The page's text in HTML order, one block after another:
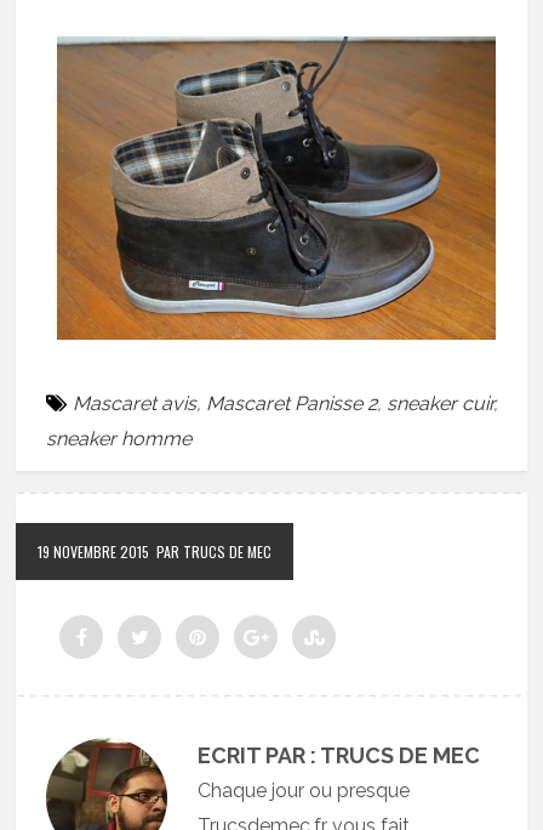
Mascaret avis, Mascaret Panisse 2, sneaker cuir,
sneaker homme
19 NOVEMBRE 2015 PAR TRUCS DE MEC
ECRIT PAR : TRUCS DE MEC
Chaque jour ou presque